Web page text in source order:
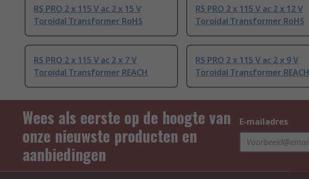
RS PRO 2 x 115 V ac 2 x 15 V
Toroidal Transformer RoHS
RS PRO 2 x 115 V ac 2 x 12 V
Toroidal Transformer RoHS
RS PRO 2 x 115 V ac 2 x 7 V
Toroidal Transformer REACH
RS PRO 2 x 115 V ac 2 x 9 V
Toroidal Transformer REACH
Wees als eerste op de hoogte van
onze nieuwste producten en
aanbiedingen
E-mailadres